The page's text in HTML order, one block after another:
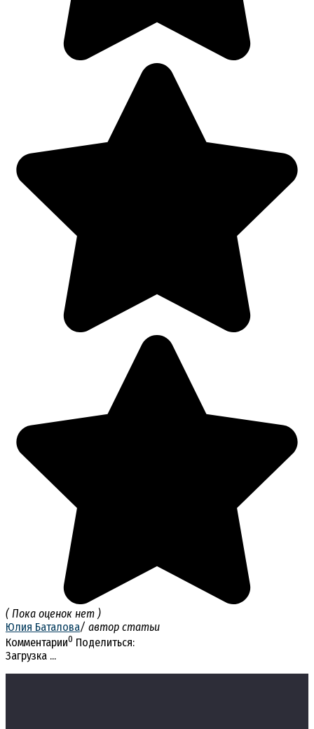
( Пока оценок нет )
Юлия Баталова/ автор статьи
Комментарии0 Поделиться:
Загрузка ...